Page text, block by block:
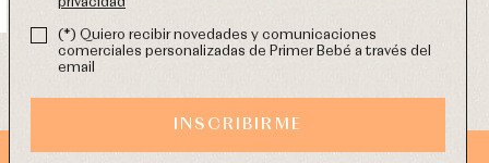
(*) Quiero recibir novedades y comunicaciones
comerciales personalizadas de Primer Bebé a través del
email
INSCRIBIRME